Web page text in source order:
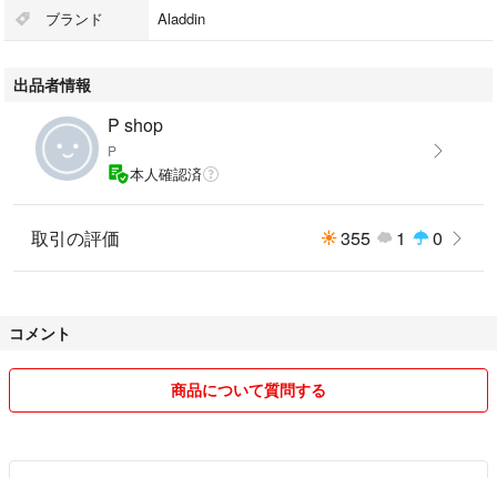
SAG-HB01
sag bf02
bf3902
bf3912
bf3912-k
bf3912（K）
bf3912k
アラジンストーブは天板サイズが共通なので上記他のアラジンストーブに
アラジンポータブルストーブ
センゴクアラジンストーブ
ブランド Aladdin
出品者情報
P shop
P
本人確認済
取引の評価 355 1 0
コメント
商品について質問する